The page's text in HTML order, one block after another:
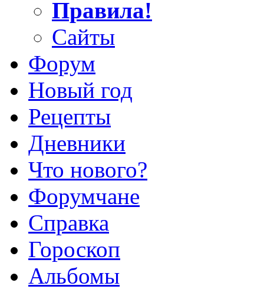
Правила!
Сайты
Форум
Новый год
Рецепты
Дневники
Что нового?
Форумчане
Справка
Гороскоп
Альбомы